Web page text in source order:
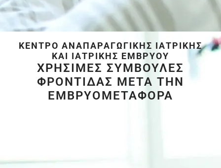
ΚΈΝΤΡΟ ΑΝΑΠΑΡΑΓΩΓΙΚΉΣ ΙΑΤΡΙΚΉΣ
ΚΑΙ ΙΑΤΡΙΚΉΣ ΕΜΒΡΎΟΥ
ΧΡΗΣΙΜΕΣ ΣΥΜΒΟΥΛΕΣ
ΦΡΟΝΤΙΔΑΣ ΜΕΤΑ ΤΗΝ
ΕΜΒΡΥΟΜΕΤΑΦΟΡΑ